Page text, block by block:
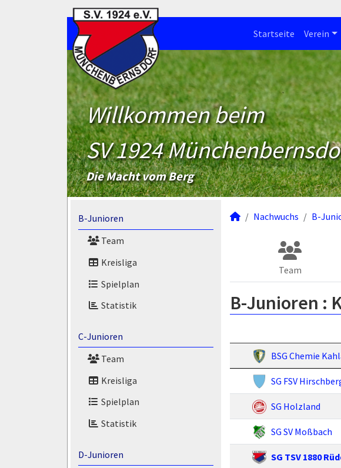
Startseite Verein
Willkommen beim
SV 1924
Die Macht vom Berg
B-Junioren
Team
Kreisliga
Spielplan
Statistik
C-Junioren
Team
Kreisliga
Spielplan
Statistik
D-Junioren
Nachwuchs B-
Team
B-Junioren :
BSG Chemie
SG FSV
SG Holzland
SG SV Moßbach
SG TSV 1880